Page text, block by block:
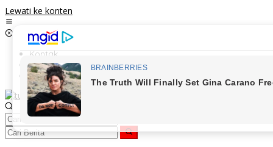
Lewati ke konten
Kontak
Redaksi
Tentang Kami